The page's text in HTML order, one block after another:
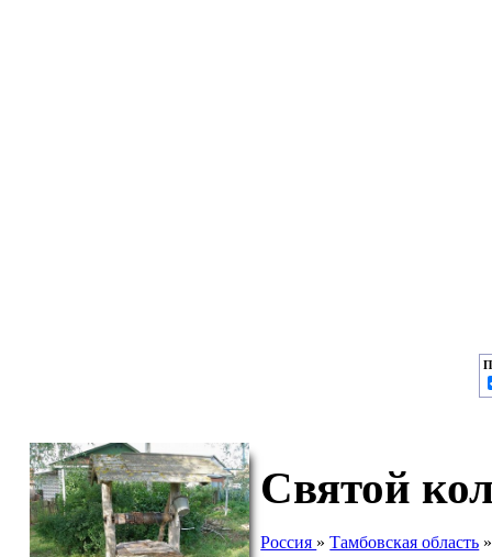
Святой
Россия »Тамбовская область